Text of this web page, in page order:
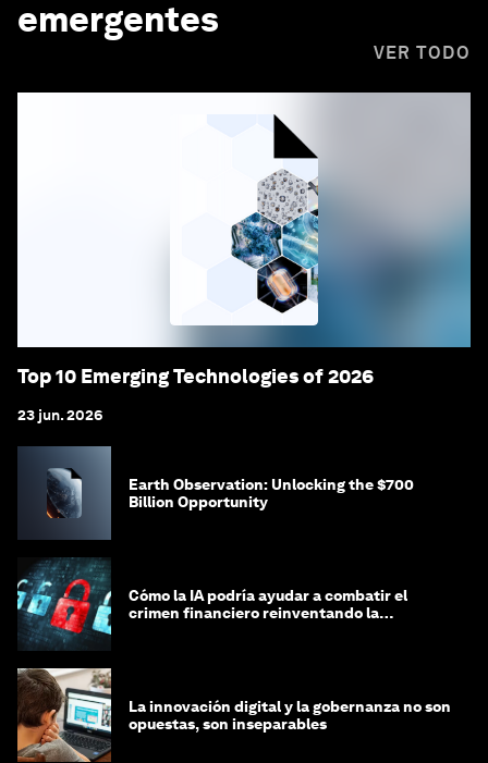
emergentes
VER TODO
Top 10 Emerging Technologies of 2026
23 jun. 2026
Earth Observation: Unlocking the $700
Billion Opportunity
Cómo la IA podría ayudar a combatir el
crimen financiero reinventando la
La innovación digital y la gobernanza no son
opuestas, son inseparables